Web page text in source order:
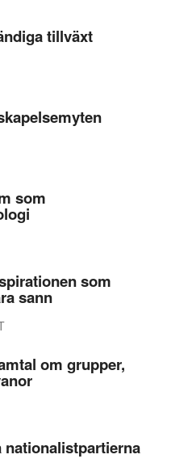
tillväxt
som
som
sann
om grupper,
nationalistpartierna